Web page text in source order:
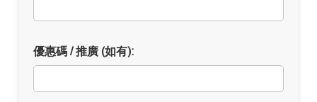
優惠碼 / 推廣 (如有):